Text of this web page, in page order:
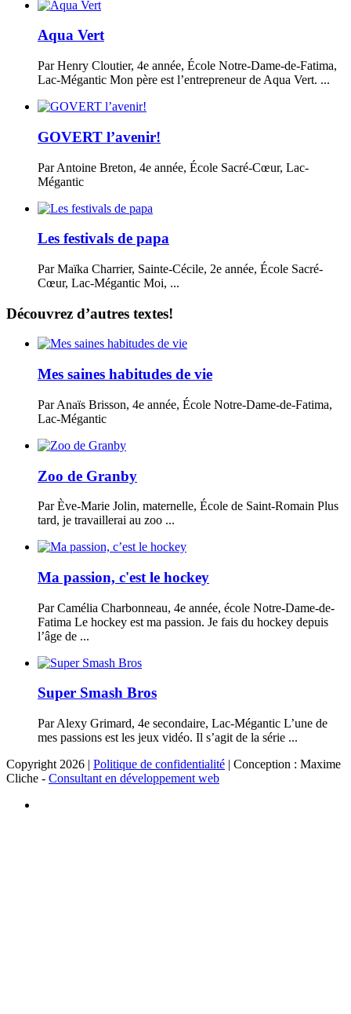
Aqua Vert
Par Henry Cloutier, 4e année, École Notre-Dame-de-Fatima,
Lac-Mégantic Mon père est l’entrepreneur de Aqua Vert. ...
GOVERT l’avenir!
Par Antoine Breton, 4e année, École Sacré-Cœur, Lac-
Mégantic
Les festivals de papa
Par Maïka Charrier, Sainte-Cécile, 2e année, École Sacré-
Cœur, Lac-Mégantic Moi, ...
Découvrez d’autres textes!
Mes saines habitudes de vie
Par Anaïs Brisson, 4e année, École Notre-Dame-de-Fatima,
Lac-Mégantic
Zoo de Granby
Par Ève-Marie Jolin, maternelle, École de Saint-Romain Plus
tard, je travaillerai au zoo ...
Ma passion, c'est le hockey
Par Camélia Charbonneau, 4e année, école Notre-Dame-de-
Fatima Le hockey est ma passion. Je fais du hockey depuis
l’âge de ...
Super Smash Bros
Par Alexy Grimard, 4e secondaire, Lac-Mégantic L’une de
mes passions est les jeux vidéo. Il s’agit de la série ...
Copyright 2026 | Politique de confidentialité | Conception : Maxime
Cliche - Consultant en développement web